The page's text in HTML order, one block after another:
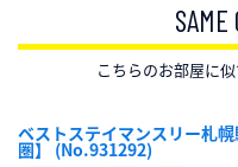
こちらのお部屋に
ベストステイマンスリー札
圏】 (No.931292)